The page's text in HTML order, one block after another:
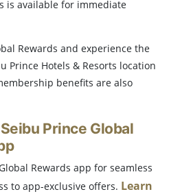
is available for immediate
Rewards and experience the
Prince Hotels & Resorts location
benefits are also
Prince Global
Rewards app for seamless
to app-exclusive offers. Learn